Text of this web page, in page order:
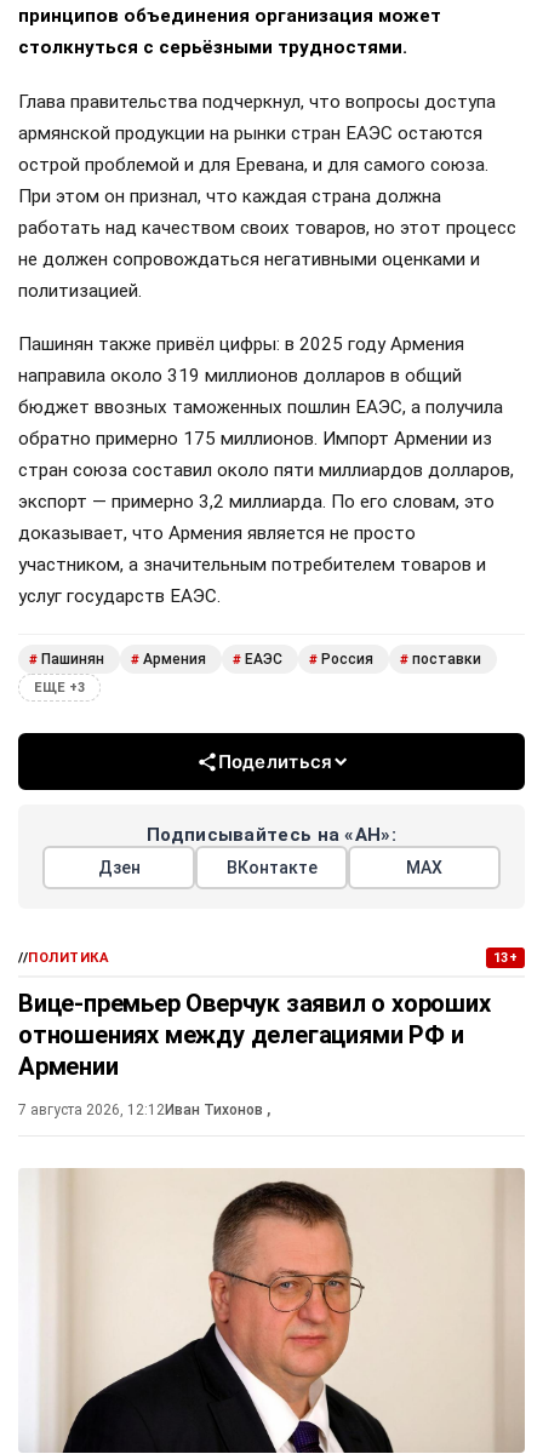
принципов объединения организация может
столкнуться с серьёзными трудностями.
Глава правительства подчеркнул, что вопросы доступа
армянской продукции на рынки стран ЕАЭС остаются
острой проблемой и для Еревана, и для самого союза.
При этом он признал, что каждая страна должна
работать над качеством своих товаров, но этот процесс
не должен сопровождаться негативными оценками и
политизацией.
Пашинян также привёл цифры: в 2025 году Армения
направила около 319 миллионов долларов в общий
бюджет ввозных таможенных пошлин ЕАЭС, а получила
обратно примерно 175 миллионов. Импорт Армении из
стран союза составил около пяти миллиардов долларов,
экспорт — примерно 3,2 миллиарда. По его словам, это
доказывает, что Армения является не просто
участником, а значительным потребителем товаров и
услуг государств ЕАЭС.
# Пашинян # Армения # ЕАЭС # Россия # поставки
ЕЩЕ +3
Поделиться
Подписывайтесь на «АН»:
Дзен ВКонтакте МАХ
//ПОЛИТИКА 13+
Вице-премьер Оверчук заявил о хороших
отношениях между делегациями РФ и
Армении
7 августа 2026, 12:12Иван Тихонов ,